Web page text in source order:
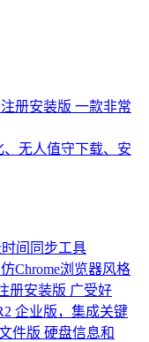
注册安装版 一款非常
、无人值守下载、安
时间同步工具
Chrome浏览器风格
册安装版 广受好
企业版，集成关键
件版 硬盘信息和